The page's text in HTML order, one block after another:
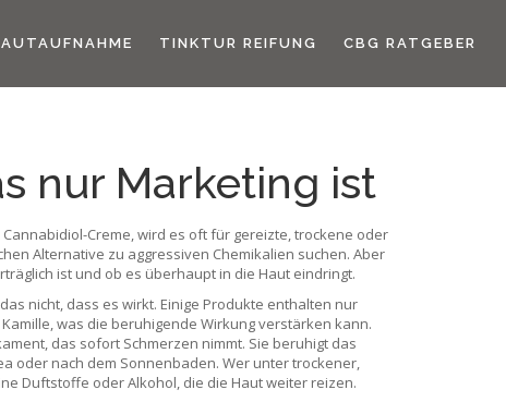
TINKTUR REIFUNG CBG RATGEBER
nur Marketing ist
Cannabidiol-Creme, wird es oft für gereizte, trockene oder
Alternative zu aggressiven Chemikalien suchen. Aber
ist und ob es überhaupt in die Haut eindringt.
nicht, dass es wirkt. Einige Produkte enthalten nur
was die beruhigende Wirkung verstärken kann.
das sofort Schmerzen nimmt. Sie beruhigt das
oder nach dem Sonnenbaden. Wer unter trockener,
Duftstoffe oder Alkohol, die die Haut weiter reizen.